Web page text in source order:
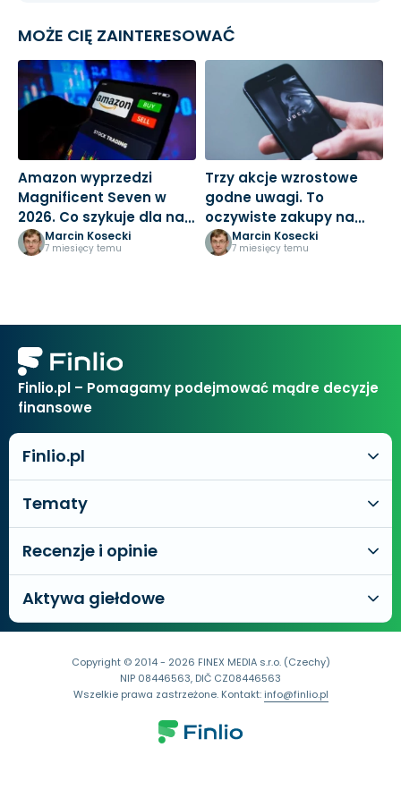
MOŻE CIĘ ZAINTERESOWAĆ
Amazon wyprzedzi
Magnificent Seven w
2026. Co szykuje dla nas
Jeff Bezos?
Marcin Kosecki
7 miesięcy temu
Trzy akcje wzrostowe
godne uwagi. To
oczywiste zakupy na
nowy rok
Marcin Kosecki
7 miesięcy temu
Finlio.pl – Pomagamy podejmować mądre decyzje
finansowe
Finlio.pl
Tematy
Recenzje i opinie
Aktywa giełdowe
Copyright © 2014 - 2026 FINEX MEDIA s.r.o. (Czechy)
NIP 08446563, DIČ CZ08446563
Wszelkie prawa zastrzeżone. Kontakt:info@finlio.pl